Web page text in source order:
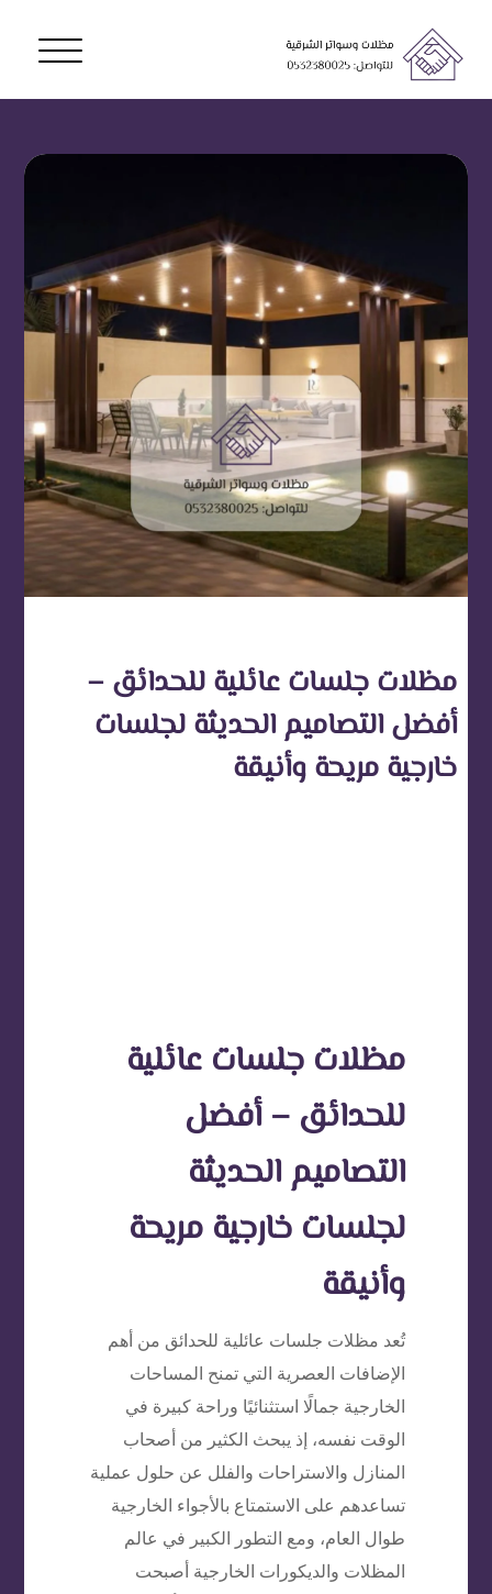
مظلات جلسات عائلية للحدائق –
أفضل التصاميم الحديثة لجلسات
خارجية مريحة وأنيقة
مظلات جلسات عائلية
للحدائق – أفضل
التصاميم الحديثة
لجلسات خارجية مريحة
وأنيقة
تُعد مظلات جلسات عائلية للحدائق من أهم
الإضافات العصرية التي تمنح المساحات
الخارجية جمالًا استثنائيًا وراحة كبيرة في
الوقت نفسه، إذ يبحث الكثير من أصحاب
المنازل والاستراحات والفلل عن حلول عملية
تساعدهم على الاستمتاع بالأجواء الخارجية
طوال العام، ومع التطور الكبير في عالم
المظلات والديكورات الخارجية أصبحت